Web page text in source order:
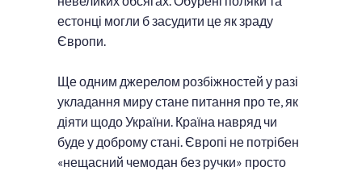
естонці могли б засудити це як зраду
Європи.
Ще одним джерелом розбіжностей у разі
укладання миру стане питання про те, як
діяти щодо України. Країна навряд чи
буде у доброму стані. Європі не потрібен
«нещасний чемодан без ручки» просто